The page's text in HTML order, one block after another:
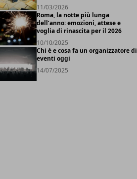
11/03/2026
Roma, la notte più lunga
dell’anno: emozioni, attese e
voglia di rinascita per il 2026
10/10/2025
Chi è e cosa fa un organizzatore di
eventi oggi
14/07/2025